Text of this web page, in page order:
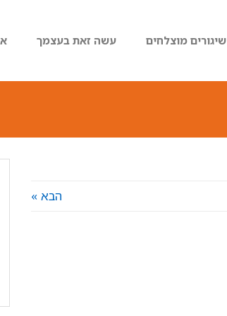
שיגורים מוצלחים עשה זאת בעצמך
הבא »